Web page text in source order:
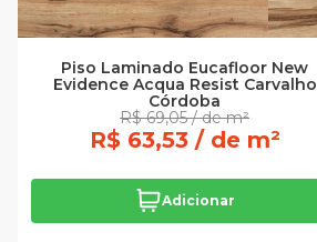
Piso Laminado Eucafloor New
Evidence Acqua Resist Carvalho
Córdoba
R$ 69,05 / de m²
R$ 63,53 / de m²
Adicionar